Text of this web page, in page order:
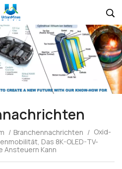
/ Branchennachrichten / Oxid-
Das 8K-OLED-TV-
Ansteuern Kann